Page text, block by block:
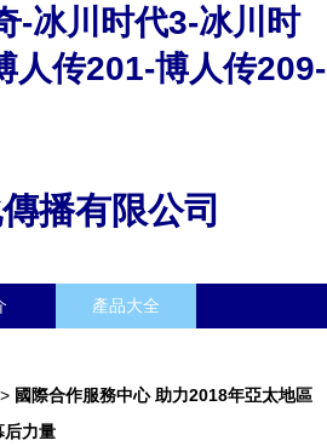
-冰川时代3-冰川时
人传201-博人传209-
播有限公司
產品大全
> 國際合作服務中心 助力2018年亞太地區
后力量